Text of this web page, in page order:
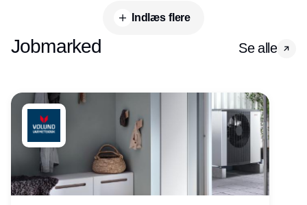
Indlæs flere
Jobmarked Se alle